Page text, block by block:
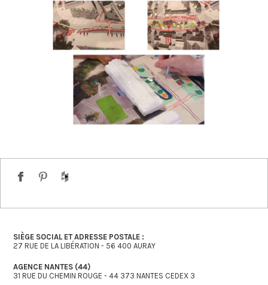
SIÈGE SOCIAL ET ADRESSE POSTALE :
27 RUE DE LA LIBÉRATION - 56 400 AURAY
AGENCE NANTES (44)
31 RUE DU CHEMIN ROUGE - 44 373 NANTES CEDEX 3